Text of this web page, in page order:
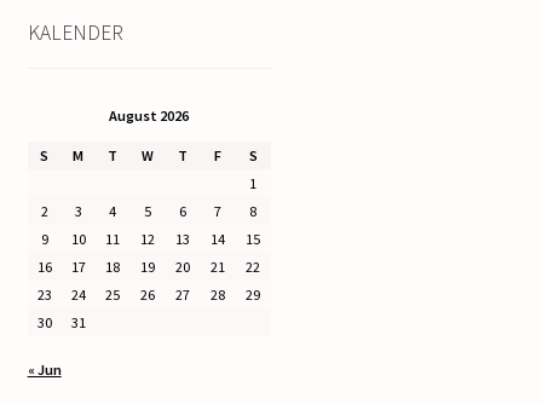
KALENDER
August 2026
S M T W T F
S
1
2
3 4 5 6 7
8
9
10 11 12 13 14
15
16
17 18 19 20 21
22
23
24 25 26 27 28
29
30
31
« Jun